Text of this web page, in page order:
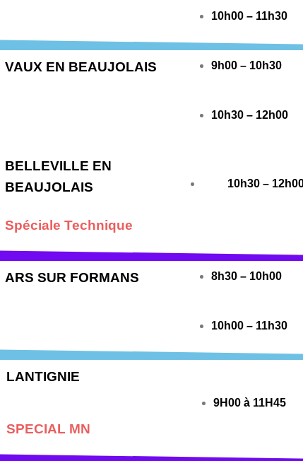
10h00 – 11h30
VAUX EN BEAUJOLAIS 9h00 – 10h30
10h30 – 12h00
BELLEVILLE EN
BEAUJOLAIS
Spéciale Technique
10h30 –
ARS SUR FORMANS 8h30 – 10h00
10h00 – 11h30
LANTIGNIE
SPECIAL MN
9H00 à 11H45